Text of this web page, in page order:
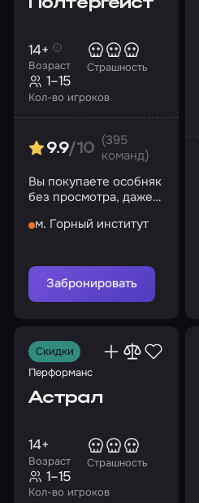
Возраст
14+
Страшность
Кол-во игроков
1–15
9.9/10
(395
команд)
Вы покупаете особняк
без просмотра, даже
обернется
м. Горный институт
Забронировать
Скидки
Перформанс
Астрал
Возраст
14+
Страшность
Кол-во игроков
1–15